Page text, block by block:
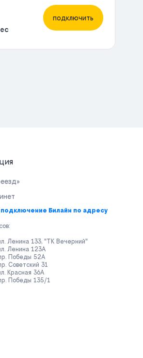
подключить
Билайн по адресу
Ленина 133, "ТК Вечерний"
Ленина 123А
Победы 52А
Советский 31
Красная 36А
Победы 135/1